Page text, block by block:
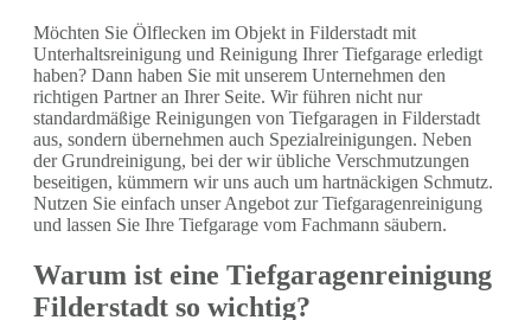
Möchten Sie Ölflecken im Objekt in Filderstadt mit
Unterhaltsreinigung und Reinigung Ihrer Tiefgarage erledigt
haben? Dann haben Sie mit unserem Unternehmen den
richtigen Partner an Ihrer Seite. Wir führen nicht nur
standardmäßige Reinigungen von Tiefgaragen in Filderstadt
aus, sondern übernehmen auch Spezialreinigungen. Neben
der Grundreinigung, bei der wir übliche Verschmutzungen
beseitigen, kümmern wir uns auch um hartnäckigen Schmutz.
Nutzen Sie einfach unser Angebot zur Tiefgaragenreinigung
und lassen Sie Ihre Tiefgarage vom Fachmann säubern.
Warum ist eine Tiefgaragenreinigung
Filderstadt so wichtig?